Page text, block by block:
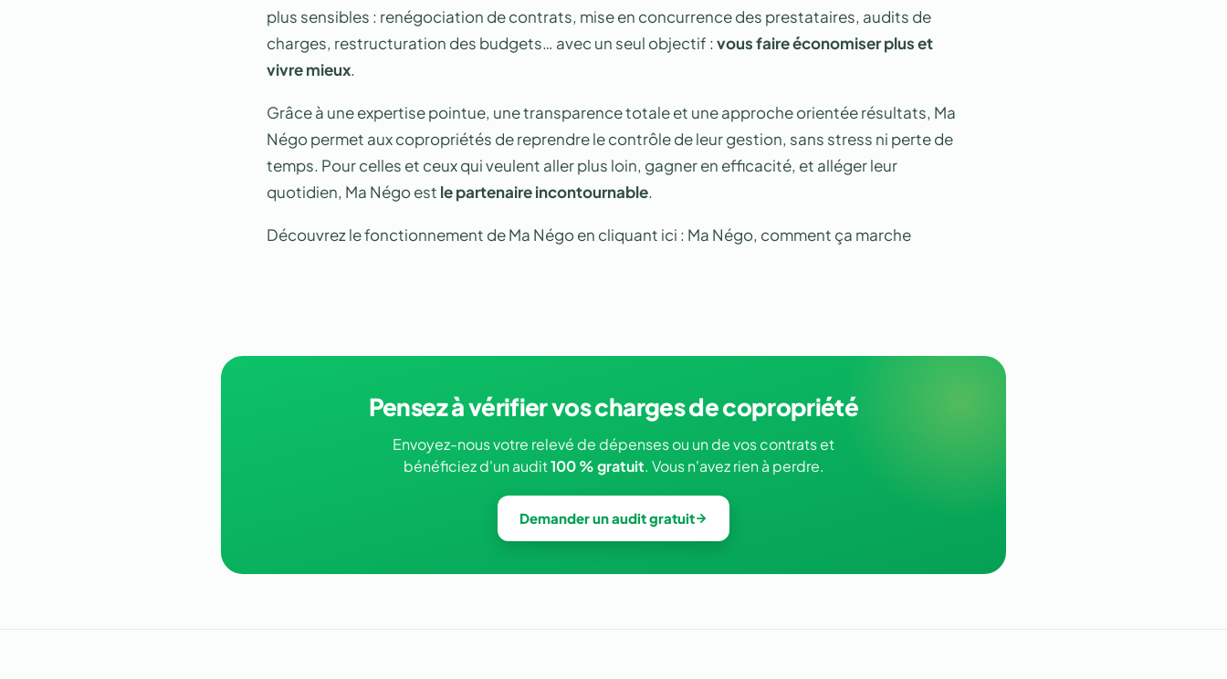
plus sensibles : renégociation de contrats, mise en concurrence des prestataires, audits de
charges, restructuration des budgets… avec un seul objectif : vous faire économiser plus et
vivre mieux.
Grâce à une expertise pointue, une transparence totale et une approche orientée résultats, Ma
Négo permet aux copropriétés de reprendre le contrôle de leur gestion, sans stress ni perte de
temps. Pour celles et ceux qui veulent aller plus loin, gagner en efficacité, et alléger leur
quotidien, Ma Négo est le partenaire incontournable.
Découvrez le fonctionnement de Ma Négo en cliquant ici : Ma Négo, comment ça marche
Pensez à vérifier vos charges de copropriété
Envoyez-nous votre relevé de dépenses ou un de vos contrats et
bénéficiez d'un audit100 % gratuit. Vous n'avez rien à perdre.
Demander un audit gratuit